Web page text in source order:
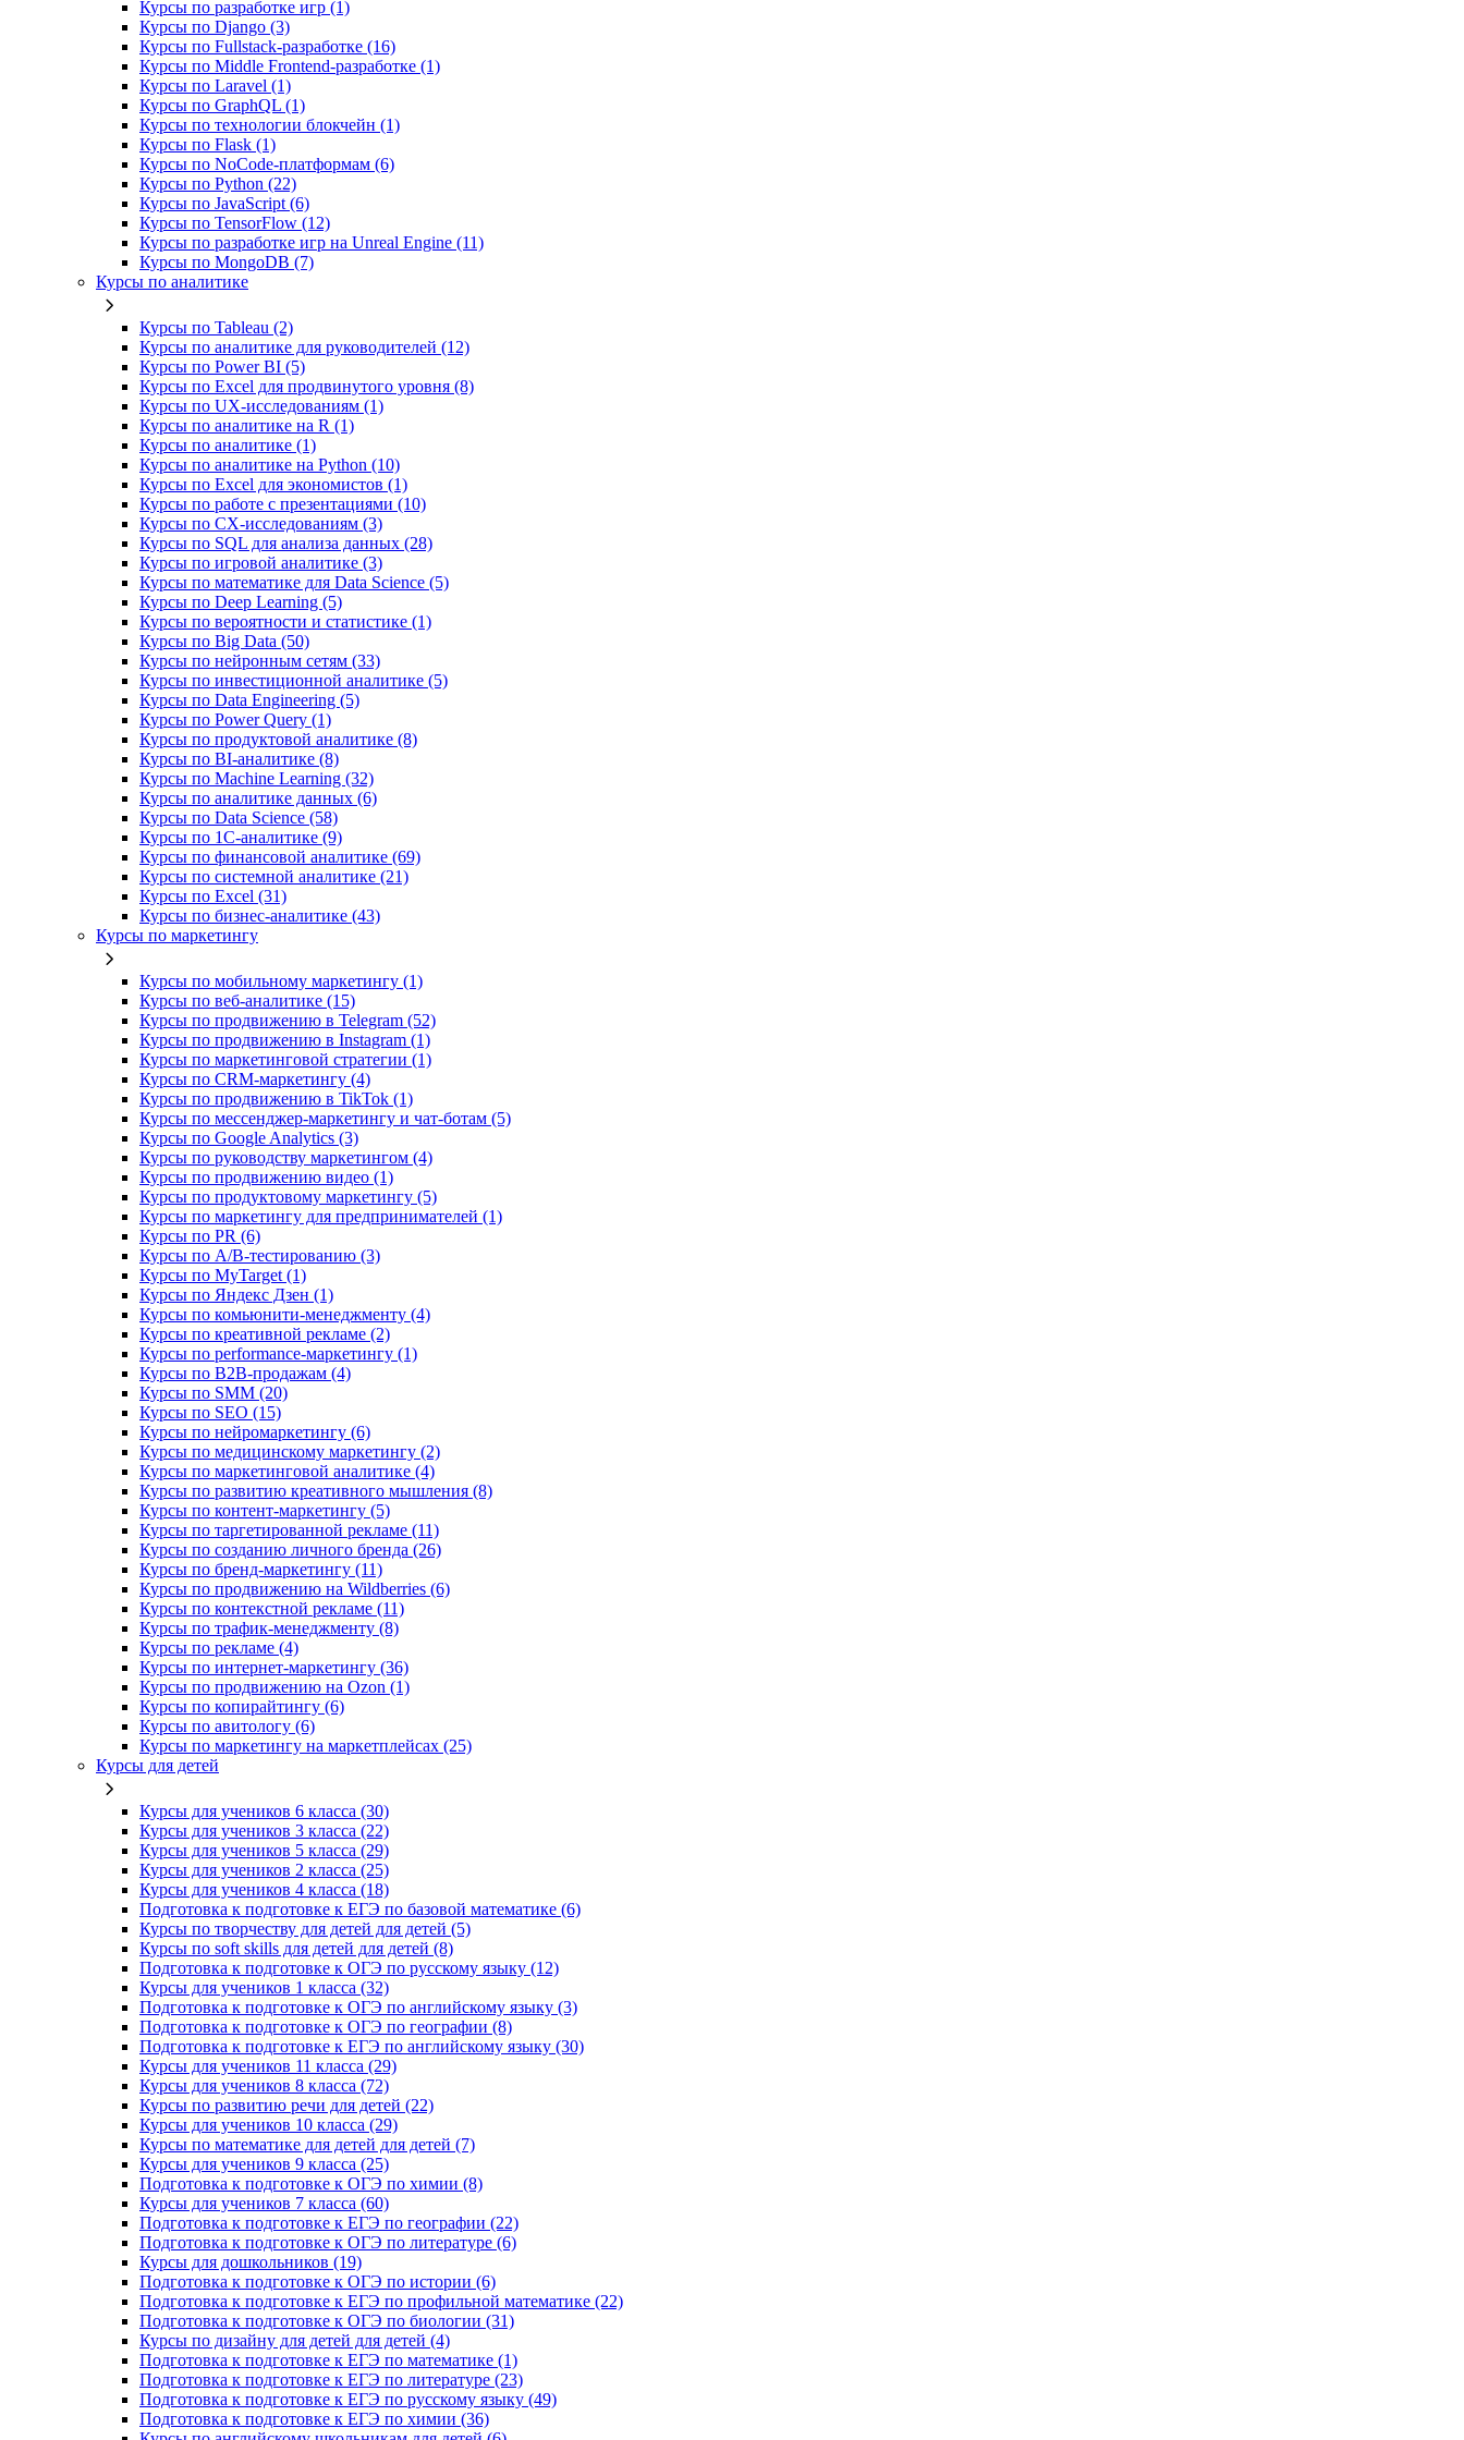
Курсы по разработке игр (1)
Курсы по Django (3)
Курсы по Fullstack‑разработке (16)
Курсы по Middle Frontend-разработке (1)
Курсы по Laravel (1)
Курсы по GraphQL (1)
Курсы по технологии блокчейн (1)
Курсы по Flask (1)
Курсы по NoCode‑платформам (6)
Курсы по Python (22)
Курсы по JavaScript (6)
Курсы по TensorFlow (12)
Курсы по разработке игр на Unreal Engine (11)
Курсы по MongoDB (7)
Курсы по аналитике
Курсы по Tableau (2)
Курсы по аналитике для руководителей (12)
Курсы по Power BI (5)
Курсы по Excel для продвинутого уровня (8)
Курсы по UX‑исследованиям (1)
Курсы по аналитике на R (1)
Курсы по аналитике (1)
Курсы по аналитике на Python (10)
Курсы по Excel для экономистов (1)
Курсы по работе с презентациями (10)
Курсы по CX-исследованиям (3)
Курсы по SQL для анализа данных (28)
Курсы по игровой аналитике (3)
Курсы по математике для Data Science (5)
Курсы по Deep Learning (5)
Курсы по вероятности и статистике (1)
Курсы по Big Data (50)
Курсы по нейронным сетям (33)
Курсы по инвестиционной аналитике (5)
Курсы по Data Engineering (5)
Курсы по Power Query (1)
Курсы по продуктовой аналитике (8)
Курсы по BI‑аналитике (8)
Курсы по Machine Learning (32)
Курсы по аналитике данных (6)
Курсы по Data Science (58)
Курсы по 1С‑аналитике (9)
Курсы по финансовой аналитике (69)
Курсы по системной аналитике (21)
Курсы по Excel (31)
Курсы по бизнес‑аналитике (43)
Курсы по маркетингу
Курсы по мобильному маркетингу (1)
Курсы по веб-аналитике (15)
Курсы по продвижению в Telegram (52)
Курсы по продвижению в Instagram (1)
Курсы по маркетинговой стратегии (1)
Курсы по CRM-маркетингу (4)
Курсы по продвижению в TikTok (1)
Курсы по мессенджер-маркетингу и чат-ботам (5)
Курсы по Google Analytics (3)
Курсы по руководству маркетингом (4)
Курсы по продвижению видео (1)
Курсы по продуктовому маркетингу (5)
Курсы по маркетингу для предпринимателей (1)
Курсы по PR (6)
Курсы по A/B-тестированию (3)
Курсы по MyTarget (1)
Курсы по Яндекс Дзен (1)
Курсы по комьюнити-менеджменту (4)
Курсы по креативной рекламе (2)
Курсы по performance-маркетингу (1)
Курсы по B2B-продажам (4)
Курсы по SMM (20)
Курсы по SEO (15)
Курсы по нейромаркетингу (6)
Курсы по медицинскому маркетингу (2)
Курсы по маркетинговой аналитике (4)
Курсы по развитию креативного мышления (8)
Курсы по контент-маркетингу (5)
Курсы по таргетированной рекламе (11)
Курсы по созданию личного бренда (26)
Курсы по бренд-маркетингу (11)
Курсы по продвижению на Wildberries (6)
Курсы по контекстной рекламе (11)
Курсы по трафик-менеджменту (8)
Курсы по рекламе (4)
Курсы по интернет-маркетингу (36)
Курсы по продвижению на Ozon (1)
Курсы по копирайтингу (6)
Курсы по авитологу (6)
Курсы по маркетингу на маркетплейсах (25)
Курсы для детей
Курсы для учеников 6 класса (30)
Курсы для учеников 3 класса (22)
Курсы для учеников 5 класса (29)
Курсы для учеников 2 класса (25)
Курсы для учеников 4 класса (18)
Подготовка к подготовке к ЕГЭ по базовой математике (6)
Курсы по творчеству для детей для детей (5)
Курсы по soft skills для детей для детей (8)
Подготовка к подготовке к ОГЭ по русскому языку (12)
Курсы для учеников 1 класса (32)
Подготовка к подготовке к ОГЭ по английскому языку (3)
Подготовка к подготовке к ОГЭ по географии (8)
Подготовка к подготовке к ЕГЭ по английскому языку (30)
Курсы для учеников 11 класса (29)
Курсы для учеников 8 класса (72)
Курсы по развитию речи для детей (22)
Курсы для учеников 10 класса (29)
Курсы по математике для детей для детей (7)
Курсы для учеников 9 класса (25)
Подготовка к подготовке к ОГЭ по химии (8)
Курсы для учеников 7 класса (60)
Подготовка к подготовке к ЕГЭ по географии (22)
Подготовка к подготовке к ОГЭ по литературе (6)
Курсы для дошкольников (19)
Подготовка к подготовке к ОГЭ по истории (6)
Подготовка к подготовке к ЕГЭ по профильной математике (22)
Подготовка к подготовке к ОГЭ по биологии (31)
Курсы по дизайну для детей для детей (4)
Подготовка к подготовке к ЕГЭ по математике (1)
Подготовка к подготовке к ЕГЭ по литературе (23)
Подготовка к подготовке к ЕГЭ по русскому языку (49)
Подготовка к подготовке к ЕГЭ по химии (36)